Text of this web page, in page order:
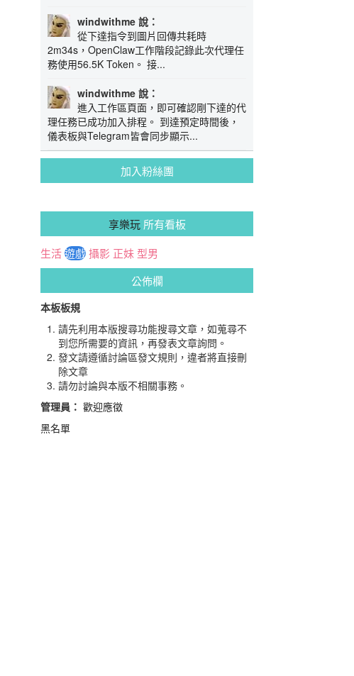
windwithme 說：
從下達指令到圖片回傳共耗時
2m34s，OpenClaw工作階段記錄此次代理任
務使用56.5K Token。 接...
windwithme 說：
進入工作區頁面，即可確認剛下達的代
理任務已成功加入排程。 到達預定時間後，
儀表板與Telegram皆會同步顯示...
加入粉絲團
享樂玩所有看板
生活遊戲攝影 正妹 型男
公佈欄
本板板規
請先利用本版搜尋功能搜尋文章，如蒐尋不
到您所需要的資訊，再發表文章詢問。
發文請遵循討論區發文規則，違者將直接刪
除文章
請勿討論與本版不相關事務。
管理員： 歡迎應徵
黑名單